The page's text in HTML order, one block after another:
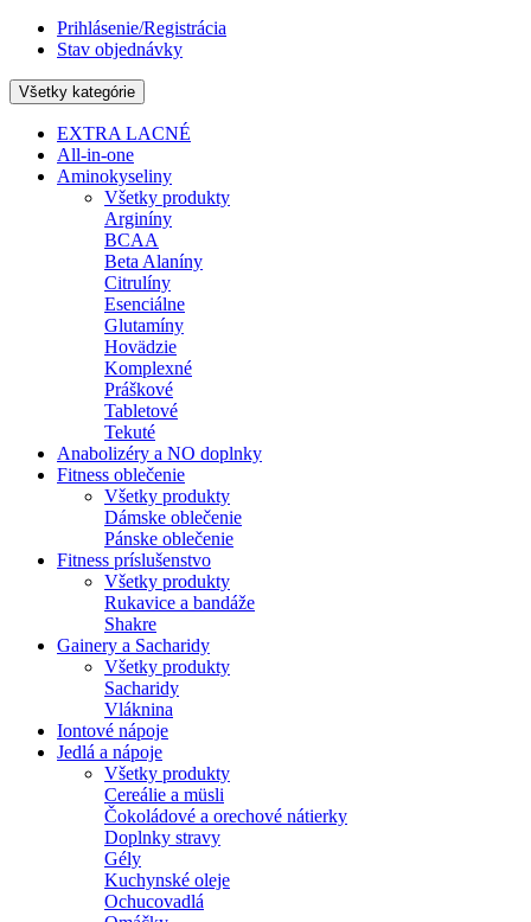
Prihlásenie/Registrácia
Stav objednávky
Všetky kategórie
EXTRA LACNÉ
All-in-one
Aminokyseliny
Všetky produkty
Arginíny
BCAA
Beta Alaníny
Citrulíny
Esenciálne
Glutamíny
Hovädzie
Komplexné
Práškové
Tabletové
Tekuté
Anabolizéry a NO doplnky
Fitness oblečenie
Všetky produkty
Dámske oblečenie
Pánske oblečenie
Fitness príslušenstvo
Všetky produkty
Rukavice a bandáže
Shakre
Gainery a Sacharidy
Všetky produkty
Sacharidy
Vláknina
Iontové nápoje
Jedlá a nápoje
Všetky produkty
Cereálie a müsli
Čokoládové a orechové nátierky
Doplnky stravy
Gély
Kuchynské oleje
Ochucovadlá